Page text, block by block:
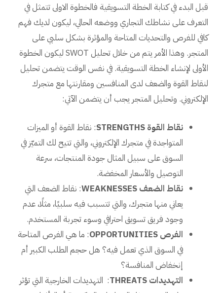
قبل البدء في كتابة الخطة التسويقية فالخطوة الاولى تتمثل في
التعرف على نشاطك التجاري ووضعه الحالي، ليكون لديك فهم
كافي للفرص والتحديات المتاحة والمؤثرة بشكل سلبي على
المتجر. وهذا الأمر يتم من خلال تحليل SWOT ليكون الخطوة
الأولى لإنشاء الخطة التسويقية. في نفس الوقت يتضمن تحليل
لنقاط القوة والضعف لدى المنافسين ومقارنتها مع متجرك
الإلكتروني. وتحليل المتجر يجب أن يتضمن الآتي:
نقاط القوة STRENGTHS
: نقاط القوة أو الميزات
المتواجدة في متجرك الإلكتروني، والتي تتيح لك التميّز في
السوق على سبيل المثال جودة المنتجات، سرعة
التوصيل والأسعار المخفضة.
نقاط الضعف WEAKNESSES
: نقاط الضعف التي
يعاني منها متجرك، والتي تتسبب فيه سلبيًا، مثلًا، عدم
وجود فريق تسويق احترافي وسوء تجربة المستخدم.
الفرص OPPORTUNITIES
: ما هي الفرص المتاحة
في السوق الذي تعمل فيه؟ هل حجم الطلب الكبير أم
إنخفاض المنافسة؟
التهديدات THREATS
: التهديدات الخارجية التي تؤثر